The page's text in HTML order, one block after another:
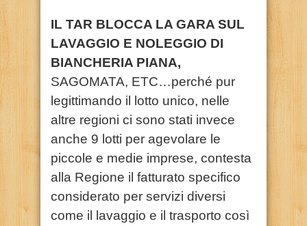
IL TAR BLOCCA LA GARA SUL
LAVAGGIO E NOLEGGIO DI
BIANCHERIA PIANA,
SAGOMATA, ETC…perché pur
legittimando il lotto unico, nelle
altre regioni ci sono stati invece
anche 9 lotti per agevolare le
piccole e medie imprese, contesta
alla Regione il fatturato specifico
considerato per servizi diversi
come il lavaggio e il trasporto così